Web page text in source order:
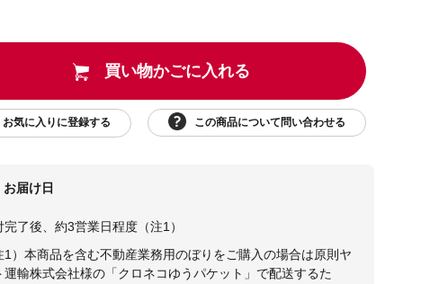
買い物かごに入れる
この商品について問い合わせる
お気に入りに登録する
お届け日
完了後、約3営業日程度（注1）
1）本商品を含む不動産業務用のぼりをご購入の場合は原則ヤ
運輸株式会社様の「クロネコゆうパケット」で配送するた